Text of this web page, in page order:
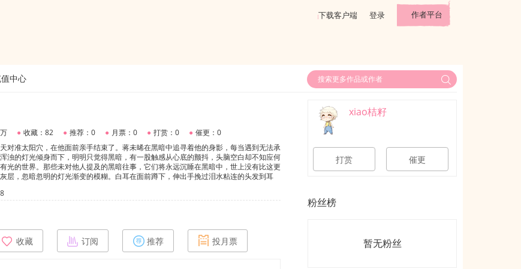
下载客户端 登录 作者平台
中心
● 收藏：82 ● 推荐：0 ● 月票：0 ● 打赏：0 ● 催更：0
对准太阳穴，在他面前亲手结束了。蒋未晞在黑暗中追寻着他的身影，每当遇到无法承
浊的灯光倾身而下，明明只觉得黑暗，有一股触感从心底的颤抖，头脑空白却不知应何
光的世界。那些未对他人提及的黑暗往事，它们将永远沉睡在黑暗中，世上没有比这更
层，忽暗忽明的灯光渐变的模糊。白耳在面前蹲下，伸出手挽过泪水粘连的头发到耳
收藏 订阅 推荐 投月票
xiao桔籽
打赏 催更
粉丝榜
暂无粉丝